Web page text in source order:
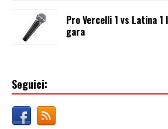
Pro Vercelli 1 vs Latina
gara
Seguici: